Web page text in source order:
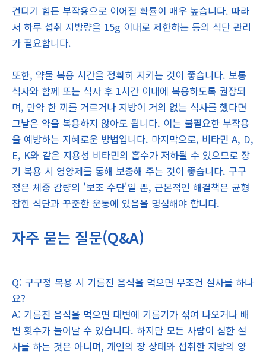
견디기 힘든 부작용으로 이어질 확률이 매우 높습니다. 따라
서 하루 섭취 지방량을 15g 이내로 제한하는 등의 식단 관리
가 필요합니다.
또한, 약물 복용 시간을 정확히 지키는 것이 좋습니다. 보통
식사와 함께 또는 식사 후 1시간 이내에 복용하도록 권장되
며, 만약 한 끼를 거르거나 지방이 거의 없는 식사를 했다면
그날은 약을 복용하지 않아도 됩니다. 이는 불필요한 부작용
을 예방하는 지혜로운 방법입니다. 마지막으로, 비타민 A, D,
E, K와 같은 지용성 비타민의 흡수가 저하될 수 있으므로 장
기 복용 시 영양제를 통해 보충해 주는 것이 좋습니다. 구구
정은 체중 감량의 '보조 수단'일 뿐, 근본적인 해결책은 균형
잡힌 식단과 꾸준한 운동에 있음을 명심해야 합니다.
자주 묻는 질문(Q&A)
Q: 구구정 복용 시 기름진 음식을 먹으면 무조건 설사를 하나
요?
A: 기름진 음식을 먹으면 대변에 기름기가 섞여 나오거나 배
변 횟수가 늘어날 수 있습니다. 하지만 모든 사람이 심한 설
사를 하는 것은 아니며, 개인의 장 상태와 섭취한 지방의 양